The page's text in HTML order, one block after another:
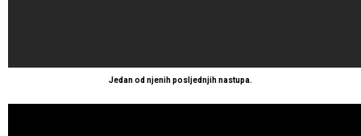
Jedan od njenih posljednjih nastupa.